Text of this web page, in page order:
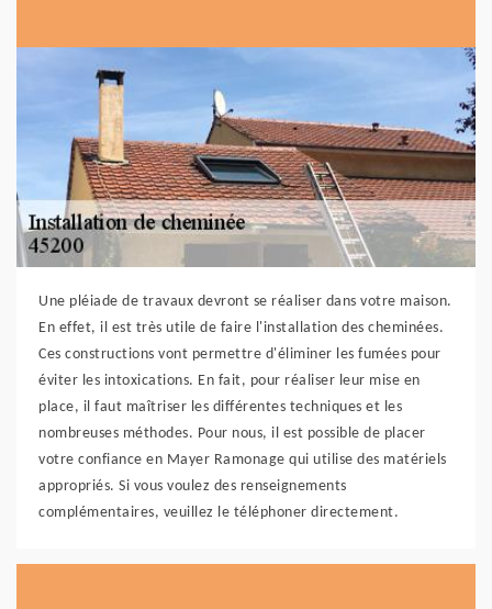
Une pléiade de travaux devront se réaliser dans votre maison.
En effet, il est très utile de faire l'installation des cheminées.
Ces constructions vont permettre d'éliminer les fumées pour
éviter les intoxications. En fait, pour réaliser leur mise en
place, il faut maîtriser les différentes techniques et les
nombreuses méthodes. Pour nous, il est possible de placer
votre confiance en Mayer Ramonage qui utilise des matériels
appropriés. Si vous voulez des renseignements
complémentaires, veuillez le téléphoner directement.